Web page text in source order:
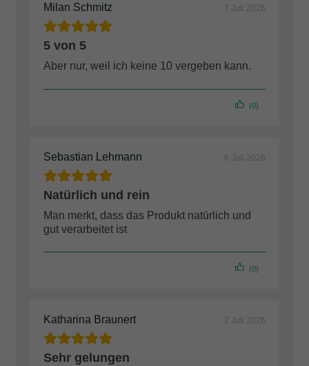
Milan Schmitz 7 Juli 2026
5 von 5
Aber nur, weil ich keine 10 vergeben kann.
(0)
Sebastian Lehmann 6 Juli 2026
Natürlich und rein
Man merkt, dass das Produkt natürlich und
gut verarbeitet ist
(0)
Katharina Braunert 2 Juli 2026
Sehr gelungen